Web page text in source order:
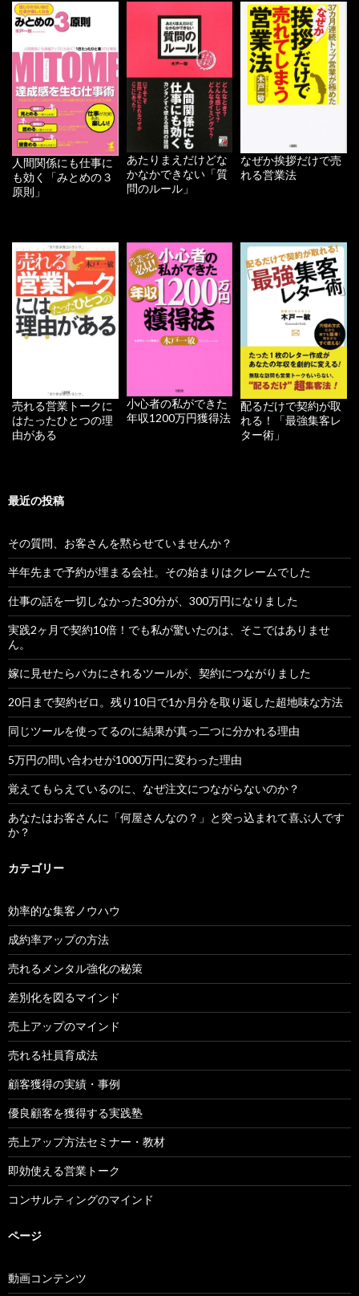
人間関係にも仕事に
も効く「みとめの３
原則」
あたりまえだけどな
かなかできない「質
問のルール」
なぜか挨拶だけで売
れる営業法
売れる営業トークに
はたったひとつの理
由がある
小心者の私ができた
年収1200万円獲得法
配るだけで契約が取
れる！「最強集客レ
ター術」
最近の投稿
その質問、お客さんを黙らせていませんか？
半年先まで予約が埋まる会社。その始まりはクレームでした
仕事の話を一切しなかった30分が、300万円になりました
実践2ヶ月で契約10倍！でも私が驚いたのは、そこではありませ
ん。
嫁に見せたらバカにされるツールが、契約につながりました
20日まで契約ゼロ。残り10日で1か月分を取り返した超地味な方法
同じツールを使ってるのに結果が真っ二つに分かれる理由
5万円の問い合わせが1000万円に変わった理由
覚えてもらえているのに、なぜ注文につながらないのか？
あなたはお客さんに「何屋さんなの？」と突っ込まれて喜ぶ人です
か？
カテゴリー
効率的な集客ノウハウ
成約率アップの方法
売れるメンタル強化の秘策
差別化を図るマインド
売上アップのマインド
売れる社員育成法
顧客獲得の実績・事例
優良顧客を獲得する実践塾
売上アップ方法セミナー・教材
即効使える営業トーク
コンサルティングのマインド
ページ
動画コンテンツ